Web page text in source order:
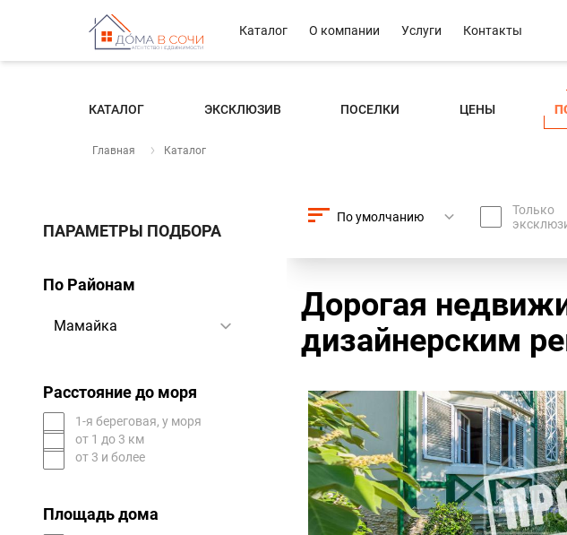
Каталог О компании Услуги Контакты
КАТАЛОГ ЭКСКЛЮЗИВ ПОСЕЛКИ ЦЕНЫ
Главная Каталог
ПАРАМЕТРЫ ПОДБОРА
По Районам
Расстояние до моря
1-я береговая, у моря
от 1 до 3 км
от 3 и более
Площадь дома
Только
Дорогая
дизайнерским